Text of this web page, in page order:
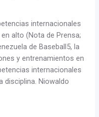
internacionales
alto (Nota de Prensa;
de Baseball5, la
y entrenamientos en
internacionales
disciplina. Niowaldo